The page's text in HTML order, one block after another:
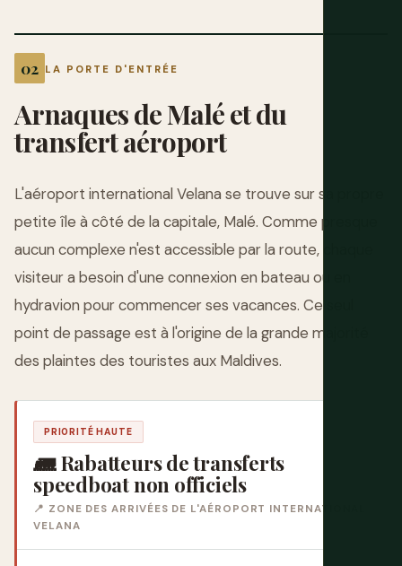
LA PORTE D'ENTRÉE
Arnaques de Malé et du
transfert aéroport
L'aéroport international Velana se trouve sur sa propre
petite île à côté de la capitale, Malé. Comme presque
aucun complexe n'est accessible par la route, chaque
visiteur a besoin d'une connexion en bateau ou en
hydravion pour commencer ses vacances. Ce seul
point de passage est à l'origine de la grande majorité
des plaintes des touristes aux Maldives.
PRIORITÉ HAUTE
🛲 Rabatteurs de transferts
speedboat non officiels
📍 ZONE DES ARRIVÉES DE L'AÉROPORT INTERNATIONAL
VELANA